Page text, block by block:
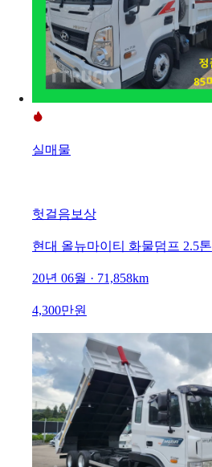
실매물
헛걸음보상
현대 올뉴마이티 화물덤프 2.5톤
20년 06월 · 71,858km
4,300만원